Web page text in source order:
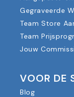
Gegraveerde
Team Store
Team
Jouw
VOOR DE
Blog